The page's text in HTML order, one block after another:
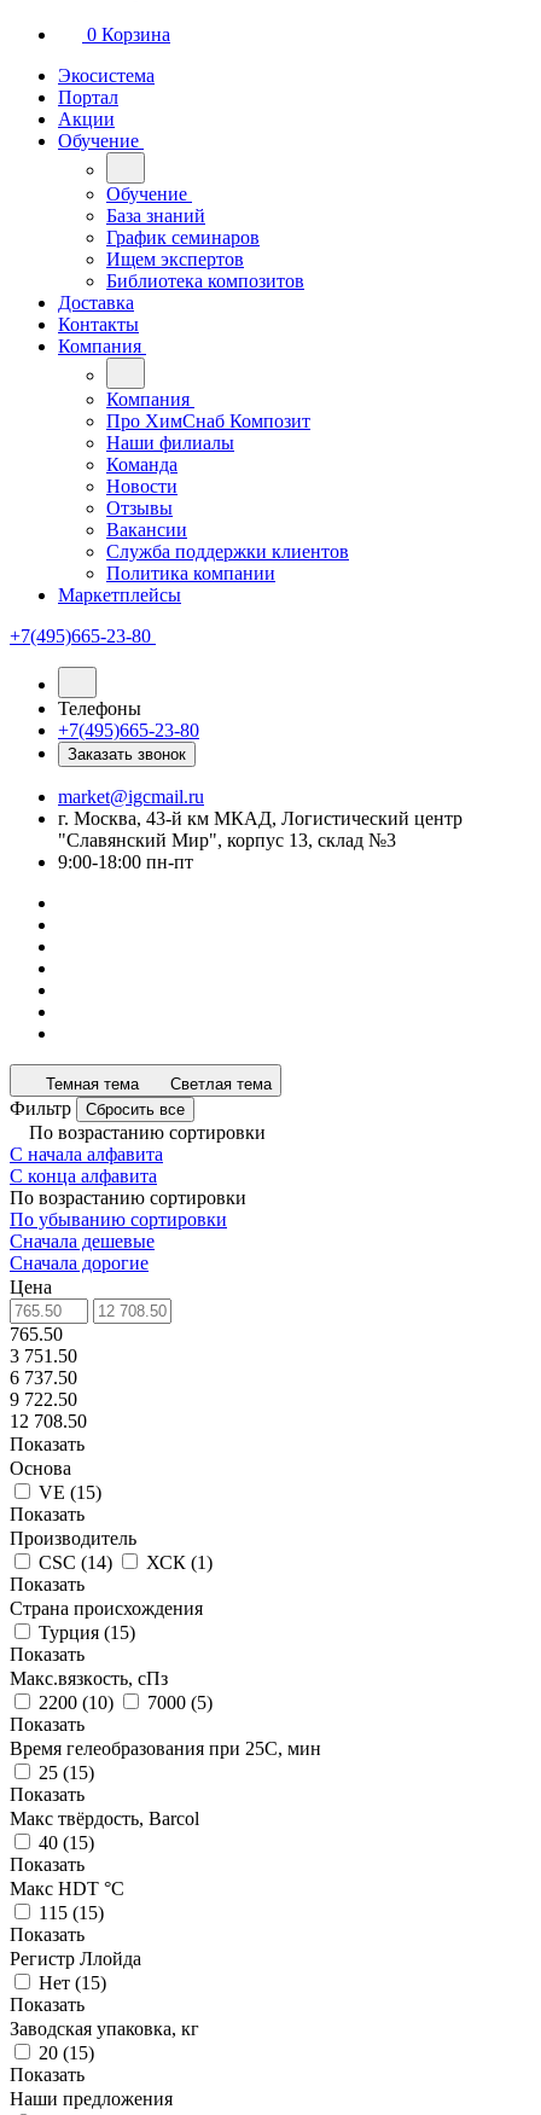
0 Корзина
Экосистема
Портал
Акции
Обучение
Обучение
База знаний
График семинаров
Ищем экспертов
Библиотека композитов
Доставка
Контакты
Компания
Компания
Про ХимСнаб Композит
Наши филиалы
Команда
Новости
Отзывы
Вакансии
Служба поддержки клиентов
Политика компании
Маркетплейсы
+7(495)665-23-80
Телефоны
+7(495)665-23-80
Заказать звонок
market@igcmail.ru
г. Москва, 43-й км МКАД, Логистический центр
"Славянский Мир", корпус 13, склад №3
9:00-18:00 пн-пт
Темная тема Светлая тема
Фильтр Сбросить все
По возрастанию сортировки
С начала алфавита
С конца алфавита
По возрастанию сортировки
По убыванию сортировки
Сначала дешевые
Сначала дорогие
Цена
765.50
3 751.50
6 737.50
9 722.50
12 708.50
Показать
Основа
VE (15)
Показать
Производитель
CSC (14) ХСК (1)
Показать
Страна происхождения
Турция (15)
Показать
Макс.вязкoсть, сПз
2200 (10) 7000 (5)
Показать
Время гелеобразования при 25С, мин
25 (15)
Показать
Макс твёрдость, Barcol
40 (15)
Показать
Макс HDT °С
115 (15)
Показать
Регистр Ллойда
Нет (15)
Показать
Заводская упаковка, кг
20 (15)
Показать
Наши предложения